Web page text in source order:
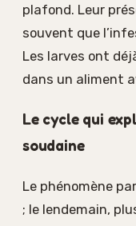
plafond. Leur
souvent que
Les larves ont
dans un aliment
Le cycle qui
soudaine
Le phénomène
; le lendemain,